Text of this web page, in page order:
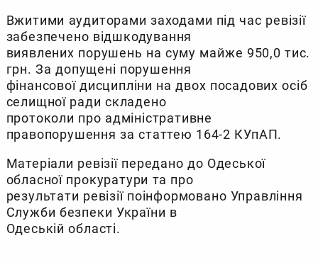
Вжитими аудиторами заходами під час ревізії
забезпечено відшкодування
виявлених порушень на суму майже 950,0 тис.
грн. За допущені порушення
фінансової дисципліни на двох посадових осіб
селищної ради складено
протоколи про адміністративне
правопорушення за статтею 164-2 КУпАП.
Матеріали ревізії передано до Одеської
обласної прокуратури та про
результати ревізії поінформовано Управління
Служби безпеки України в
Одеській області.